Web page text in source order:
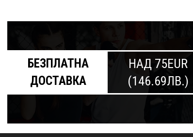
БЕЗПЛАТНА
ДОСТАВКА
НАД 75EUR
(146.69ЛВ.)